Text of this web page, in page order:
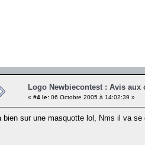
Logo Newbiecontest : Avis aux
« #4 le: 06 Octobre 2005 à 14:02:39 »
bien sur une masquotte lol, Nms il va